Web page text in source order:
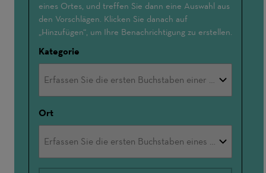
eines Ortes, und treffen Sie dann eine Auswahl aus
den Vorschlägen. Klicken Sie danach auf
„Hinzufügen“, um Ihre Benachrichtigung zu erstellen.
Kategorie
Ort